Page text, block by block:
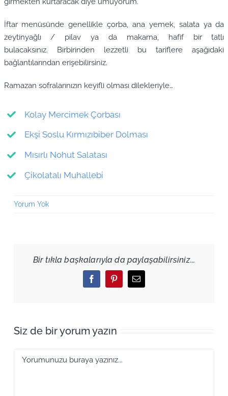
İftar menüsünde genellikle çorba, ana yemek, salata ya da
zeytinyağlı / pilav ya da makarna, hafif bir tatlı
bulacaksınız. Birbirinden lezzetli bu tariflere aşağıdaki
bağlantılarından erişebilirsiniz.
Ramazan sofralarınızın keyifli olması dilekleriyle…
Kolay Mercimek Çorbası
Ekşi Soslu Kırmızıbiber Dolması
Mısırlı Nohut Salatası
Çikolatalı Muhallebi
Yorum Yok
Bir tıkla başkalarıyla da paylaşabilirsiniz...
FacebookPinterestEmail
Siz de bir yorum yazın